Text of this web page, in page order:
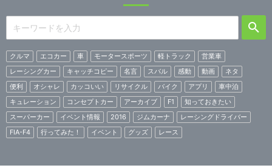
クルマ エコカー 車 モータースポーツ 軽トラック
営業車
レーシングカー
キャッチコピー 名言 スバル 感動 動画
ネタ
便利
オシャレ カッコいい リサイクル バイク アプリ
車中泊
キュレーション
コンセプトカー アーカイブ F1
知っておきたい
スーパーカー
イベント情報 2016 ジムカーナ
レーシングドライバー
FIA-F4
行ってみた！ イベント グッズ レース